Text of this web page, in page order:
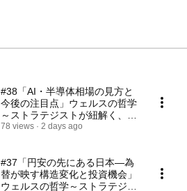
#38「AI・半導体相場の見方と
今後の注目点」ウェルスの哲学
～ストラテジストが紐解く、視
点と戦略～【三菱UFJモルガ
78 views 2 days ago
#37「円安の先にある日本―為
替が映す構造変化と投資機会」
ウェルスの哲学～ストラテジス